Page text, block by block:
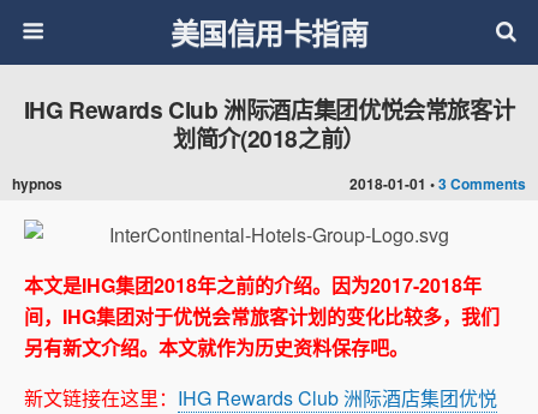
美国信用卡指南
2018-01-01 •3 Comments
IHG Rewards Club 洲际酒店集团优悦会常旅客计
划简介(2018之前）
hypnos
本文是IHG集团2018年之前的介绍。因为2017-2018年
间，IHG集团对于优悦会常旅客计划的变化比较多，我们
另有新文介绍。本文就作为历史资料保存吧。
新文链接在这里： IHG Rewards Club 洲际酒店集团优悦